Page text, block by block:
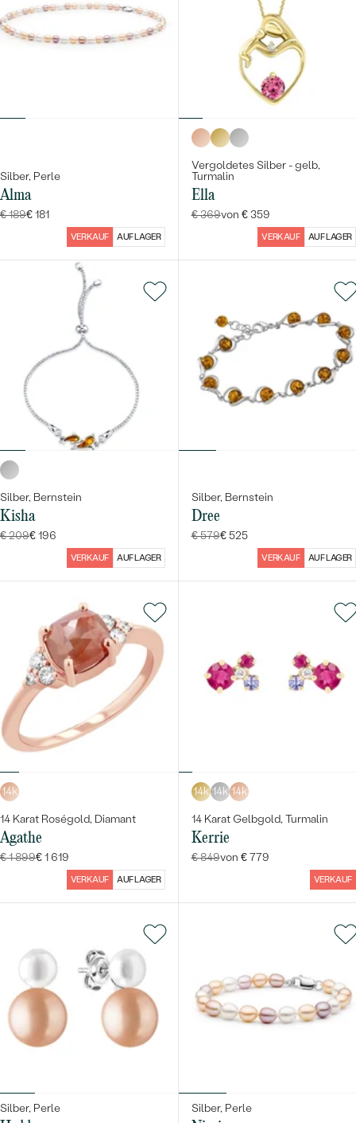
Silber, Perle
Alma
€ 189€ 181
VERKAUF AUF LAGER
Vergoldetes Silber - gelb,
Turmalin
Ella
€ 369von € 359
VERKAUF AUF LAGER
Silber, Bernstein
Kisha
€ 209€ 196
VERKAUF AUF LAGER
Silber, Bernstein
Dree
€ 579€ 525
VERKAUF AUF LAGER
14k
14 Karat Roségold, Diamant
Agathe
€ 1 899€ 1 619
VERKAUF AUF LAGER
14k 14k 14k
14 Karat Gelbgold, Turmalin
Kerrie
€ 849von € 779
VERKAUF
Silber, Perle Silber, Perle